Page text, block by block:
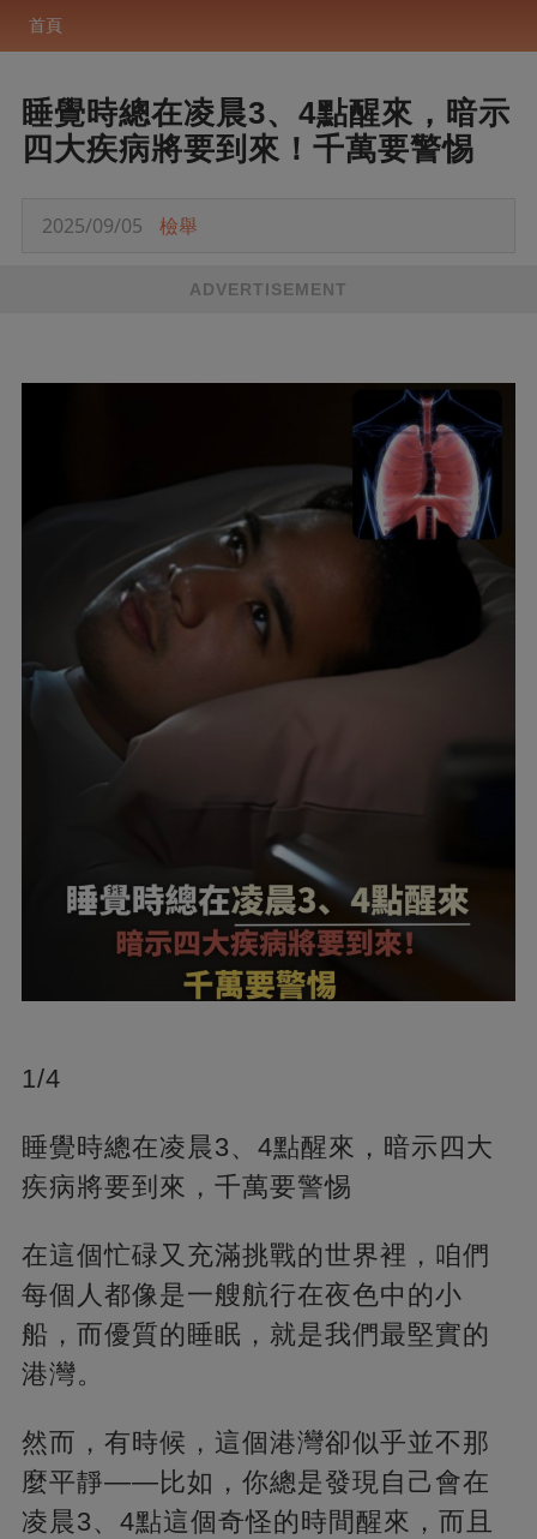
首頁
睡覺時總在凌晨3、4點醒來，暗示
四大疾病將要到來！千萬要警惕
2025/09/05 檢舉
ADVERTISEMENT
1/4
睡覺時總在凌晨3、4點醒來，暗示四大
疾病將要到來，千萬要警惕
在這個忙碌又充滿挑戰的世界裡，咱們
每個人都像是一艘航行在夜色中的小
船，而優質的睡眠，就是我們最堅實的
港灣。
然而，有時候，這個港灣卻似乎並不那
麼平靜——比如，你總是發現自己會在
凌晨3、4點這個奇怪的時間醒來，而且